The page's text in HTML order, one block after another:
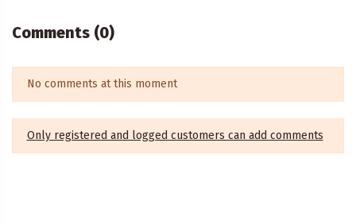
Comments (0)
No comments at this moment
Only registered and logged customers can add comments